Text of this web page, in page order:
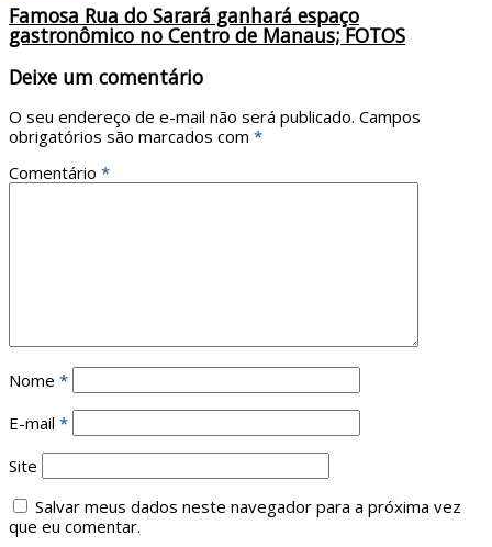
Famosa Rua do Sarará ganhará espaço
gastronômico no Centro de Manaus; FOTOS
Deixe um comentário
O seu endereço de e-mail não será publicado. Campos
obrigatórios são marcados com *
Comentário *
Nome *
E-mail *
Site
Salvar meus dados neste navegador para a próxima vez
que eu comentar.